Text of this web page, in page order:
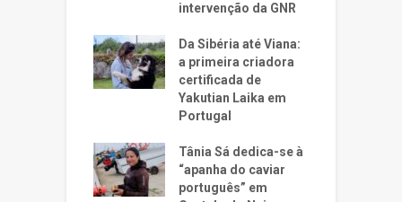
intervenção da GNR
Da Sibéria até Viana:
a primeira criadora
certificada de
Yakutian Laika em
Portugal
Tânia Sá dedica-se à
“apanha do caviar
português” em